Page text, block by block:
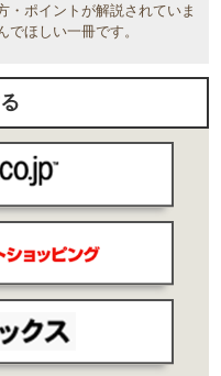
・ポイントが解説されていま
ほしい一冊です。